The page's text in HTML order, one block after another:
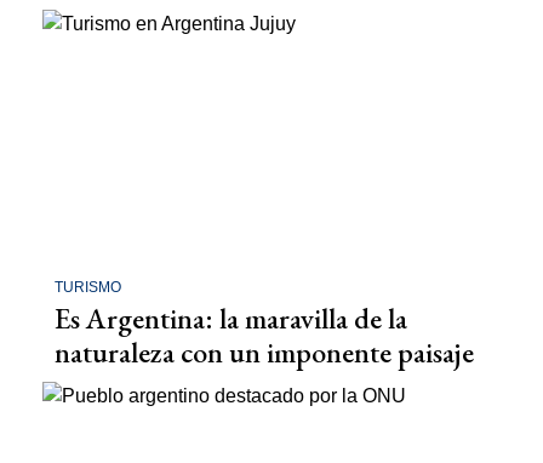
TURISMO
Es Argentina: la maravilla de la
naturaleza con un imponente paisaje